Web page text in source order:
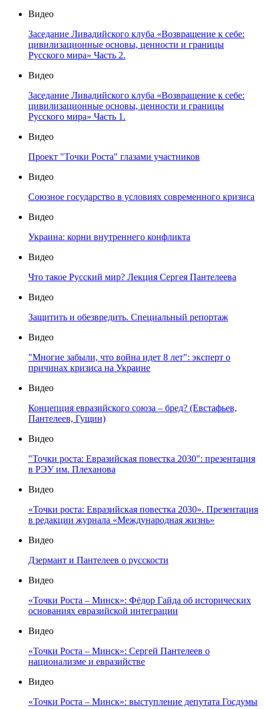
Видео
Заседание Ливадийского клуба «Возвращение к себе:
цивилизационные основы, ценности и границы
Русского мира» Часть 2.
Видео
Заседание Ливадийского клуба «Возвращение к себе:
цивилизационные основы, ценности и границы
Русского мира» Часть 1.
Видео
Проект "Точки Роста" глазами участников
Видео
Союзное государство в условиях современного кризиса
Видео
Украина: корни внутреннего конфликта
Видео
Что такое Русский мир? Лекция Сергея Пантелеева
Видео
Защитить и обезвредить. Специальный репортаж
Видео
"Многие забыли, что война идет 8 лет": эксперт о
причинах кризиса на Украине
Видео
Концепция евразийского союза – бред? (Евстафьев,
Пантелеев, Гущин)
Видео
"Точки роста: Евразийская повестка 2030": презентация
в РЭУ им. Плеханова
Видео
«Точки роста: Евразийская повестка 2030». Презентация
в редакции журнала «Международная жизнь»
Видео
Дзермант и Пантелеев о русскости
Видео
«Точки Роста – Минск»: Фёдор Гайда об исторических
основаниях евразийской интеграции
Видео
«Точки Роста – Минск»: Сергей Пантелеев о
национализме и евразийстве
Видео
«Точки Роста – Минск»: выступление депутата Госдумы